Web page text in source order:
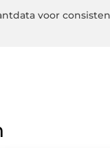
voor